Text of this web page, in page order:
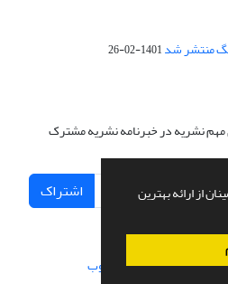
از ارائه بهترین
1401-02-26
مهم نشریه در خبرنامه نشریه مشترک
اشتراک
و پیاده سازی از سیناوب